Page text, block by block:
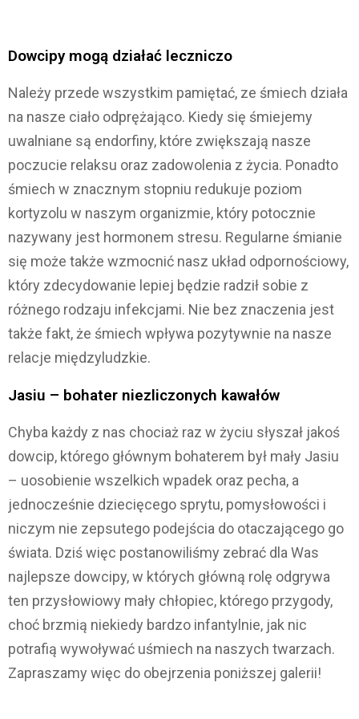
Dowcipy mogą działać leczniczo
Należy przede wszystkim pamiętać, ze śmiech działa
na nasze ciało odprężająco. Kiedy się śmiejemy
uwalniane są endorfiny, które zwiększają nasze
poczucie relaksu oraz zadowolenia z życia. Ponadto
śmiech w znacznym stopniu redukuje poziom
kortyzolu w naszym organizmie, który potocznie
nazywany jest hormonem stresu. Regularne śmianie
się może także wzmocnić nasz układ odpornościowy,
który zdecydowanie lepiej będzie radził sobie z
różnego rodzaju infekcjami. Nie bez znaczenia jest
także fakt, że śmiech wpływa pozytywnie na nasze
relacje międzyludzkie.
Jasiu – bohater niezliczonych kawałów
Chyba każdy z nas chociaż raz w życiu słyszał jakoś
dowcip, którego głównym bohaterem był mały Jasiu
– uosobienie wszelkich wpadek oraz pecha, a
jednocześnie dziecięcego sprytu, pomysłowości i
niczym nie zepsutego podejścia do otaczającego go
świata. Dziś więc postanowiliśmy zebrać dla Was
najlepsze dowcipy, w których główną rolę odgrywa
ten przysłowiowy mały chłopiec, którego przygody,
choć brzmią niekiedy bardzo infantylnie, jak nic
potrafią wywoływać uśmiech na naszych twarzach.
Zapraszamy więc do obejrzenia poniższej galerii!